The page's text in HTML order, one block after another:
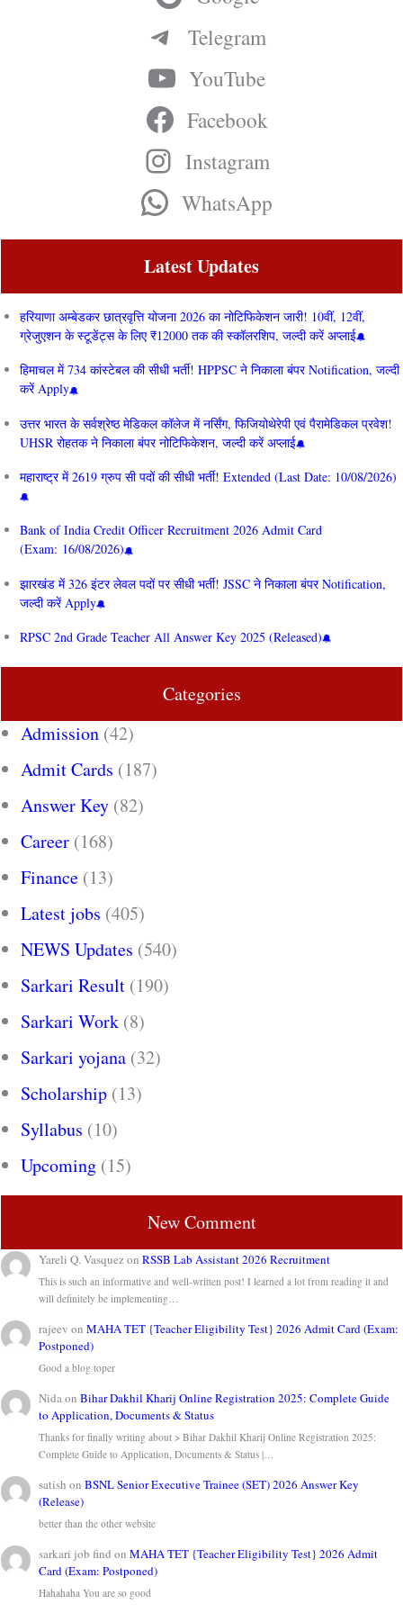
Telegram
YouTube
Facebook
Instagram
WhatsApp
Latest Updates
हरियाणा अम्बेडकर छात्रवृत्ति योजना 2026 का नोटिफिकेशन जारी! 10वीं, 12वीं,
ग्रेजुएशन के स्टूडेंट्स के लिए ₹12000 तक की स्कॉलरशिप, जल्दी करें अप्लाई
हिमाचल में 734 कांस्टेबल की सीधी भर्ती! HPPSC ने निकाला बंपर Notification, जल्दी
करें Apply
उत्तर भारत के सर्वश्रेष्ठ मेडिकल कॉलेज में नर्सिंग, फिजियोथेरेपी एवं पैरामेडिकल प्रवेश!
UHSR रोहतक ने निकाला बंपर नोटिफिकेशन, जल्दी करें अप्लाई
महाराष्ट्र में 2619 ग्रुप सी पदों की सीधी भर्ती! Extended (Last Date: 10/08/2026)
Bank of India Credit Officer Recruitment 2026 Admit Card
(Exam: 16/08/2026)
झारखंड में 326 इंटर लेवल पदों पर सीधी भर्ती! JSSC ने निकाला बंपर Notification,
जल्दी करें Apply
RPSC 2nd Grade Teacher All Answer Key 2025 (Released)
Categories
Admission (42)
Admit Cards (187)
Answer Key (82)
Career (168)
Finance (13)
Latest jobs (405)
NEWS Updates (540)
Sarkari Result (190)
Sarkari Work (8)
Sarkari yojana (32)
Scholarship (13)
Syllabus (10)
Upcoming (15)
New Comment
Yareli Q. VasquezonRSSB Lab Assistant 2026 Recruitment
This is such an informative and well-written post! I learned a lot from reading it and
will definitely be implementing…
rajeev onMAHA TET {Teacher Eligibility Test} 2026 Admit Card (Exam:
Postponed)
Good a blog toper
NidaonBihar Dakhil Kharij Online Registration 2025: Complete Guide
to Application, Documents & Status
Thanks for finally writing about > Bihar Dakhil Kharij Online Registration 2025:
Complete Guide to Application, Documents & Status |…
satish onBSNL Senior Executive Trainee (SET) 2026 Answer Key
(Release)
better than the other website
sarkari job find onMAHA TET {Teacher Eligibility Test} 2026 Admit
Card (Exam: Postponed)
Hahahaha You are so good